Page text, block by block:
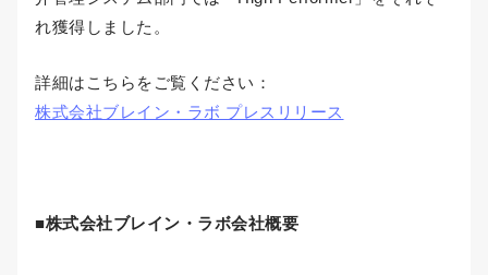
れ獲得しました。
詳細はこちらをご覧ください：
株式会社ブレイン・ラボ プレスリリース
■株式会社ブレイン・ラボ会社概要